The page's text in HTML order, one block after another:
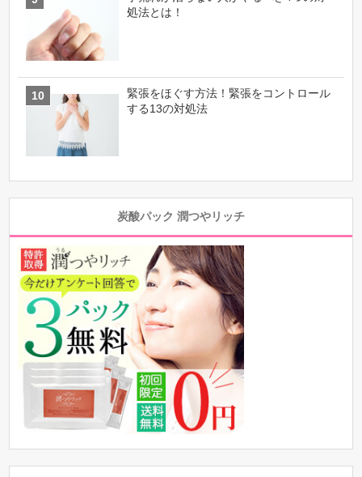
処法とは！
緊張をほぐす方法！緊張をコントロール
する13の対処法
炭酸パック 潤つやリッチ